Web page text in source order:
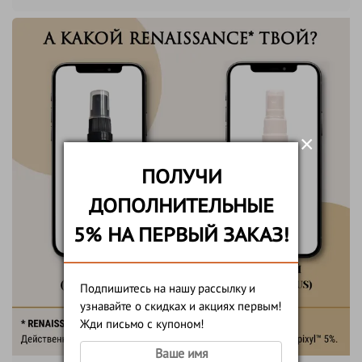
ПОЛУЧИ
ДОПОЛНИТЕЛЬНЫЕ
5% НА ПЕРВЫЙ ЗАКАЗ!
Подпишитесь на нашу рассылку и
узнавайте о скидках и акциях первым!
Жди письмо с купоном!
×